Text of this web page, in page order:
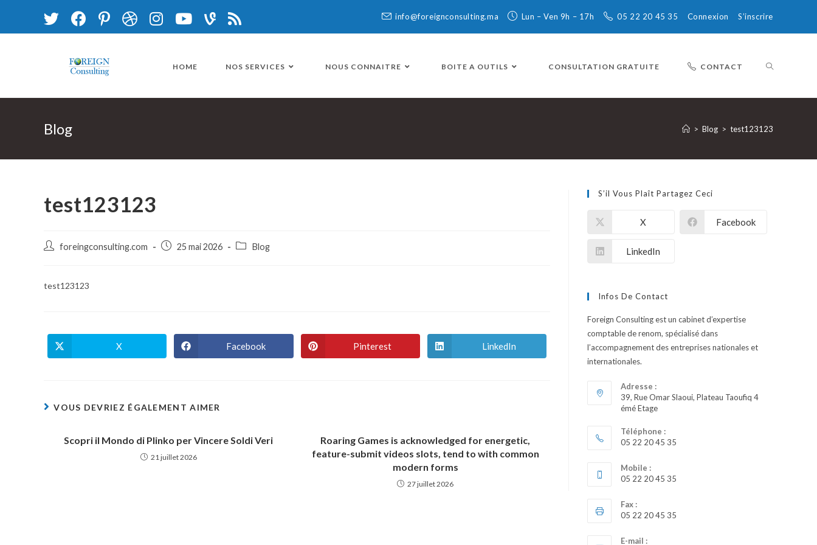
info@foreignconsulting.ma Lun – Ven 9h – 17h 05 22 20 45 35 Connexion S’inscrire
HOME NOS SERVICES NOUS CONNAITRE BOITE A OUTILS CONSULTATION GRATUITE CONTACT TOGGLE
WEBSITE
Blog > Blog > test123123
test123123
Auteur/autrice
publication :
foreingconsulting.com
Publication
25 mai 2026
PostBlog
test123123
Ouvrir
dans
X
Ouvrir
dans
Facebook
Ouvrir
dans
Pinterest
Ouvrir
dans
LinkedIn
VOUS DEVRIEZ ÉGALEMENT AIMER
Scopri il Mondo di Plinko per Vincere Soldi Veri
21 juillet 2026
Roaring Games is acknowledged for energetic,
feature-submit videos slots, tend to with common
modern forms
27 juillet 2026
S’il Vous Plaît Partagez Ceci
X Facebook
LinkedIn
Infos De Contact
Foreign Consulting est un cabinet d’expertise
comptable de renom, spécialisé dans
l’accompagnement des entreprises nationales et
internationales.
Adresse :
39, Rue Omar Slaoui, Plateau Taoufiq 4
émé Etage
Téléphone :
05 22 20 45 35
Mobile :
05 22 20 45 35
Fax :
05 22 20 45 35
E-mail :